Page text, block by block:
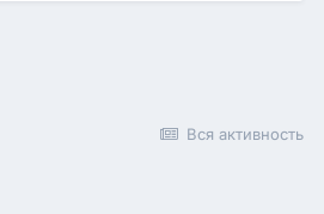
Вся активность